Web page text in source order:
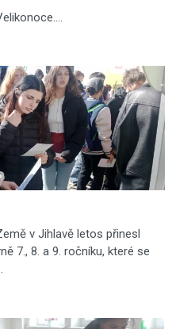
v Jihlavě letos přinesl
7., 8. a 9. ročníku, které se